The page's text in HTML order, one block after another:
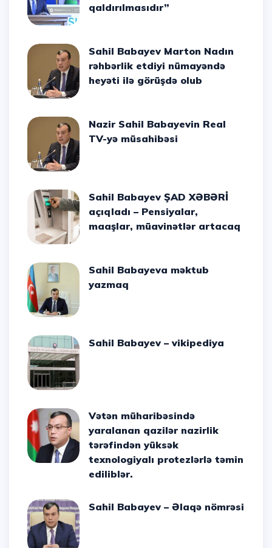
qaldırılmasıdır”
Sahil Babayev Marton Nadın
rəhbərlik etdiyi nümayəndə
heyəti ilə görüşdə olub
Nazir Sahil Babayevin Real
TV-yə müsahibəsi
Sahil Babayev ŞAD XƏBƏRİ
açıqladı – Pensiyalar,
maaşlar, müavinətlər artacaq
Sahil Babayeva məktub
yazmaq
Sahil Babayev – vikipediya
Vətən müharibəsində
yaralanan qazilər nazirlik
tərəfindən yüksək
texnologiyalı protezlərlə təmin
ediliblər.
Sahil Babayev – Əlaqə nömrəsi